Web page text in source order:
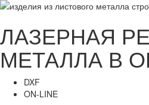
ЛАЗЕРНАЯ
МЕТАЛЛА В
DXF
ON-LINE